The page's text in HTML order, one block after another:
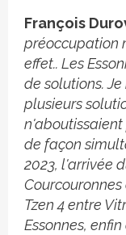
François
préoccupation
effet.. Les
de solutions.
plusieurs
de façon
2023, l'arrivée
Tzen 4 entre
Essonnes,